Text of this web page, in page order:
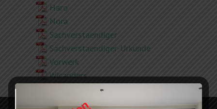
Haro
Nora
Sachverstaendiger
Sachverstaendiger-Urkunde
Vorwerk
Wicanders